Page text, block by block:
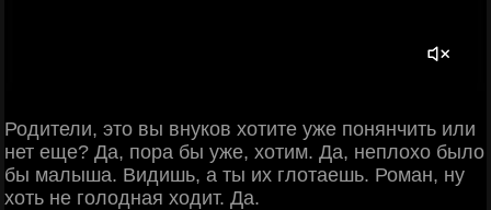
Родители, это вы внуков хотите уже понянчить или
нет еще? Да, пора бы уже, хотим. Да, неплохо было
бы малыша. Видишь, а ты их глотаешь. Роман, ну
хоть не голодная ходит. Да.